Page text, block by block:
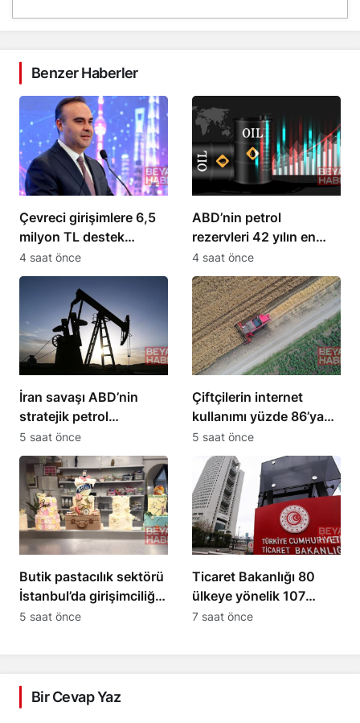
Benzer Haberler
Çevreci girişimlere 6,5
milyon TL destek
sağlanacak
4 saat önce
ABD’nin petrol
rezervleri 42 yılın en
düşük seviyesine indi
4 saat önce
İran savaşı ABD’nin
stratejik petrol
rezervlerini 43 yılın en
düşük seviyesine çekti
5 saat önce
Çiftçilerin internet
kullanımı yüzde 86’ya
ulaştı, 10 yılda iki katına
çıktı
5 saat önce
Butik pastacılık sektörü
İstanbul’da girişimciliği
artırıyor
5 saat önce
Ticaret Bakanlığı 80
ülkeye yönelik 107
sektörel pazar
7 saat önce
Bir Cevap Yaz